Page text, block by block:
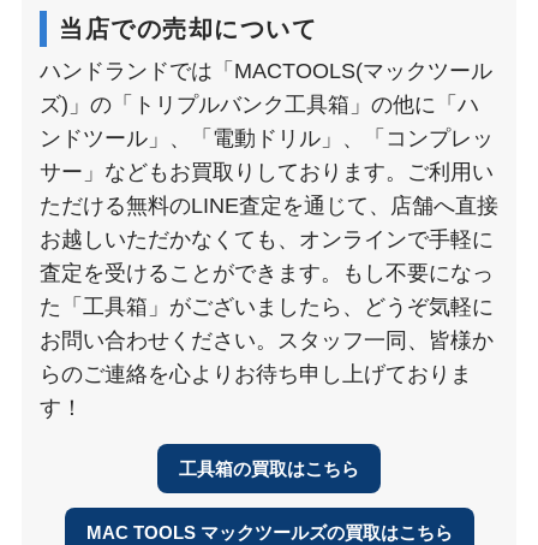
当店での売却について
ハンドランドでは「MACTOOLS(マックツール
ズ)」の「トリプルバンク工具箱」の他に「ハ
ンドツール」、「電動ドリル」、「コンプレッ
サー」などもお買取りしております。ご利用い
ただける無料のLINE査定を通じて、店舗へ直接
お越しいただかなくても、オンラインで手軽に
査定を受けることができます。もし不要になっ
た「工具箱」がございましたら、どうぞ気軽に
お問い合わせください。スタッフ一同、皆様か
らのご連絡を心よりお待ち申し上げておりま
す！
工具箱の買取はこちら
MAC TOOLS マックツールズの買取はこちら